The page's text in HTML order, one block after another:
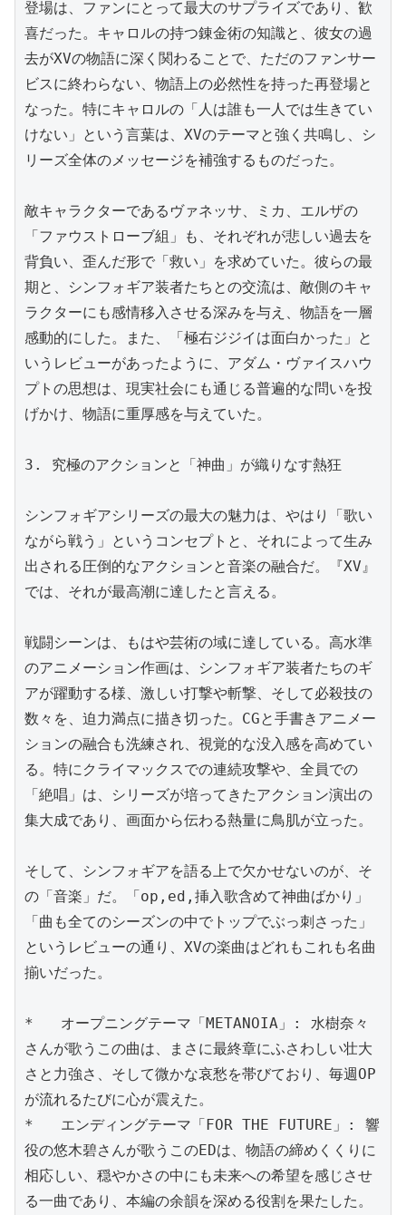
登場は、ファンにとって最大のサプライズであり、歓
喜だった。キャロルの持つ錬金術の知識と、彼女の過
去がXVの物語に深く関わることで、ただのファンサー
ビスに終わらない、物語上の必然性を持った再登場と
なった。特にキャロルの「人は誰も一人では生きてい
けない」という言葉は、XVのテーマと強く共鳴し、シ
リーズ全体のメッセージを補強するものだった。
敵キャラクターであるヴァネッサ、ミカ、エルザの
「ファウストローブ組」も、それぞれが悲しい過去を
背負い、歪んだ形で「救い」を求めていた。彼らの最
期と、シンフォギア装者たちとの交流は、敵側のキャ
ラクターにも感情移入させる深みを与え、物語を一層
感動的にした。また、「極右ジジイは面白かった」と
いうレビューがあったように、アダム・ヴァイスハウ
プトの思想は、現実社会にも通じる普遍的な問いを投
げかけ、物語に重厚感を与えていた。
3. 究極のアクションと「神曲」が織りなす熱狂
シンフォギアシリーズの最大の魅力は、やはり「歌い
ながら戦う」というコンセプトと、それによって生み
出される圧倒的なアクションと音楽の融合だ。『XV』
では、それが最高潮に達したと言える。
戦闘シーンは、もはや芸術の域に達している。高水準
のアニメーション作画は、シンフォギア装者たちのギ
アが躍動する様、激しい打撃や斬撃、そして必殺技の
数々を、迫力満点に描き切った。CGと手書きアニメー
ションの融合も洗練され、視覚的な没入感を高めてい
る。特にクライマックスでの連続攻撃や、全員での
「絶唱」は、シリーズが培ってきたアクション演出の
集大成であり、画面から伝わる熱量に鳥肌が立った。
そして、シンフォギアを語る上で欠かせないのが、そ
の「音楽」だ。「op,ed,挿入歌含めて神曲ばかり」
「曲も全てのシーズンの中でトップでぶっ刺さった」
というレビューの通り、XVの楽曲はどれもこれも名曲
揃いだった。
*   オープニングテーマ「METANOIA」: 水樹奈々
さんが歌うこの曲は、まさに最終章にふさわしい壮大
さと力強さ、そして微かな哀愁を帯びており、毎週OP
が流れるたびに心が震えた。
*   エンディングテーマ「FOR THE FUTURE」: 響
役の悠木碧さんが歌うこのEDは、物語の締めくくりに
相応しい、穏やかさの中にも未来への希望を感じさせ
る一曲であり、本編の余韻を深める役割を果たした。